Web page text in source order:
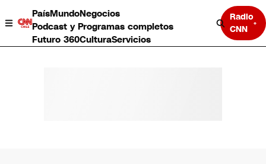
PaísMundoNegocios
Podcast y Programas completos
Futuro 360CulturaServicios
Radio
CNN